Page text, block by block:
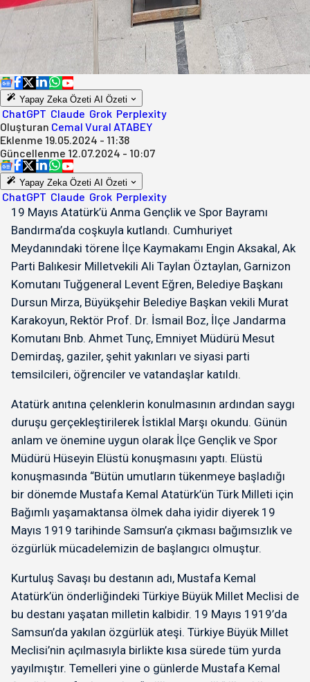
Yapay Zeka Özeti AI Özeti
ChatGPT Claude Grok Perplexity
Oluşturan Cemal Vural ATABEY
Eklenme 19.05.2024 - 11:38
Güncellenme 12.07.2024 - 10:07
Yapay Zeka Özeti AI Özeti
ChatGPT Claude Grok Perplexity
19 Mayıs Atatürk’ü Anma Gençlik ve Spor Bayramı
Bandırma’da coşkuyla kutlandı. Cumhuriyet
Meydanındaki törene İlçe Kaymakamı Engin Aksakal, Ak
Parti Balıkesir Milletvekili Ali Taylan Öztaylan, Garnizon
Komutanı Tuğgeneral Levent Eğren, Belediye Başkanı
Dursun Mirza, Büyükşehir Belediye Başkan vekili Murat
Karakoyun, Rektör Prof. Dr. İsmail Boz, İlçe Jandarma
Komutanı Bnb. Ahmet Tunç, Emniyet Müdürü Mesut
Demirdaş, gaziler, şehit yakınları ve siyasi parti
temsilcileri, öğrenciler ve vatandaşlar katıldı.
Atatürk anıtına çelenklerin konulmasının ardından saygı
duruşu gerçekleştirilerek İstiklal Marşı okundu. Günün
anlam ve önemine uygun olarak İlçe Gençlik ve Spor
Müdürü Hüseyin Elüstü konuşmasını yaptı. Elüstü
konuşmasında “Bütün umutların tükenmeye başladığı
bir dönemde Mustafa Kemal Atatürk’ün Türk Milleti için
Bağımlı yaşamaktansa ölmek daha iyidir diyerek 19
Mayıs 1919 tarihinde Samsun’a çıkması bağımsızlık ve
özgürlük mücadelemizin de başlangıcı olmuştur.
Kurtuluş Savaşı bu destanın adı, Mustafa Kemal
Atatürk’ün önderliğindeki Türkiye Büyük Millet Meclisi de
bu destanı yaşatan milletin kalbidir. 19 Mayıs 1919’da
Samsun’da yakılan özgürlük ateşi. Türkiye Büyük Millet
Meclisi’nin açılmasıyla birlikte kısa sürede tüm yurda
yayılmıştır. Temelleri yine o günlerde Mustafa Kemal